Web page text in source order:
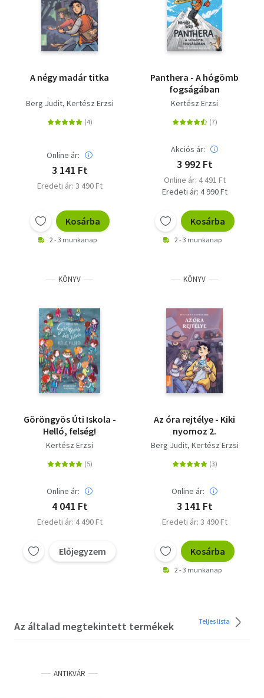
A négy madár titka
Berg Judit Kertész Erzsi
Online ár:
3 141 Ft
Eredeti ár: 3 490 Ft
Kosárba
2 - 3 munkanap
Panthera - A hógömb
fogságában
Kertész Erzsi
Akciós ár:
3 992 Ft
Online ár: 4 491 Ft
Eredeti ár: 4 990 Ft
Kosárba
2 - 3 munkanap
KÖNYV
Göröngyös Úti Iskola -
Helló, felség!
Kertész Erzsi
Online ár:
4 041 Ft
Eredeti ár: 4 490 Ft
Előjegyzem
KÖNYV
Az óra rejtélye - Kiki
nyomoz 2.
Berg Judit Kertész Erzsi
Online ár:
3 141 Ft
Eredeti ár: 3 490 Ft
Kosárba
2 - 3 munkanap
Az általad megtekintett termékek Teljes lista
ANTIKVÁR